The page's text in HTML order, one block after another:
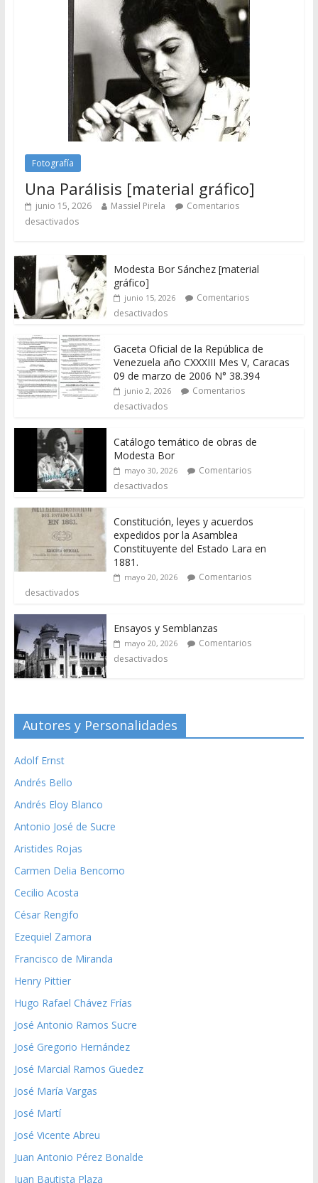
Fotografía
Una Parálisis [material gráfico]
junio 15, 2026 Massiel Pirela
Comentarios
desactivados
Modesta Bor Sánchez [material
gráfico]
junio 15, 2026
Comentarios
desactivados
Gaceta Oficial de la República de
Venezuela año CXXXIII Mes V, Caracas
09 de marzo de 2006 N° 38.394
junio 2, 2026
Comentarios
desactivados
Catálogo temático de obras de
Modesta Bor
mayo 30, 2026
Comentarios
desactivados
Constitución, leyes y acuerdos
expedidos por la Asamblea
Constituyente del Estado Lara en
1881.
mayo 20, 2026
Comentarios
desactivados
Ensayos y Semblanzas
mayo 20, 2026
Comentarios
desactivados
Autores y Personalidades
Adolf Ernst
Andrés Bello
Andrés Eloy Blanco
Antonio José de Sucre
Aristides Rojas
Carmen Delia Bencomo
Cecilio Acosta
César Rengifo
Ezequiel Zamora
Francisco de Miranda
Henry Pittier
Hugo Rafael Chávez Frías
José Antonio Ramos Sucre
José Gregorio Hernández
José Marcial Ramos Guedez
José María Vargas
José Martí
José Vicente Abreu
Juan Antonio Pérez Bonalde
Juan Bautista Plaza